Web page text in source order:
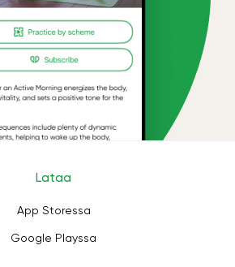
Lataa
App Storessa
Google Playssa